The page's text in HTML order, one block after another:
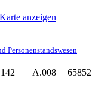
anzeigen
Personenstandswesen
142 A.008 65852